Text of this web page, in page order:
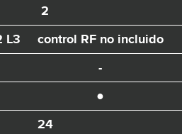
2
L3 control RF no incluido
-
●
24